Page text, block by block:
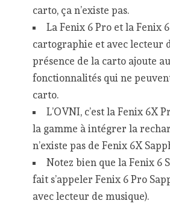
carto, ça n’existe pas.
La Fenix 6 Pro et la Fenix
cartographie et avec lecteur
présence de la carto ajoute
fonctionnalités qui ne
carto.
L’OVNI, c’est la Fenix 6X
la gamme à intégrer la
n’existe pas de Fenix 6X
Notez bien que la Fenix 6
fait s’appeler Fenix 6 Pro
avec lecteur de musique).